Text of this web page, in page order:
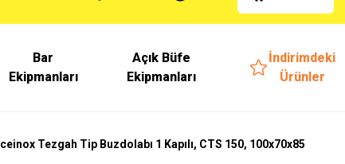
Bar
Ekipmanları
Açık Büfe
Ekipmanları
İndirimdeki
Ürünler
Iceinox Tezgah Tip Buzdolabı 1 Kapılı, CTS 150, 100x70x85